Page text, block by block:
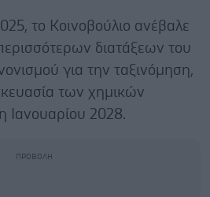
το Κοινοβούλιο ανέβαλε
διατάξεων του
για την ταξινόμηση,
των χημικών
Ιανουαρίου 2028.